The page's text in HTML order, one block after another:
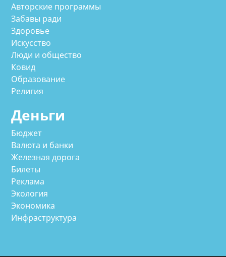
Авторские программы
Забавы ради
Здоровье
Искусство
Люди и общество
Ковид
Образование
Религия
Деньги
Бюджет
Валюта и банки
Железная дорога
Билеты
Реклама
Экология
Экономика
Инфраструктура